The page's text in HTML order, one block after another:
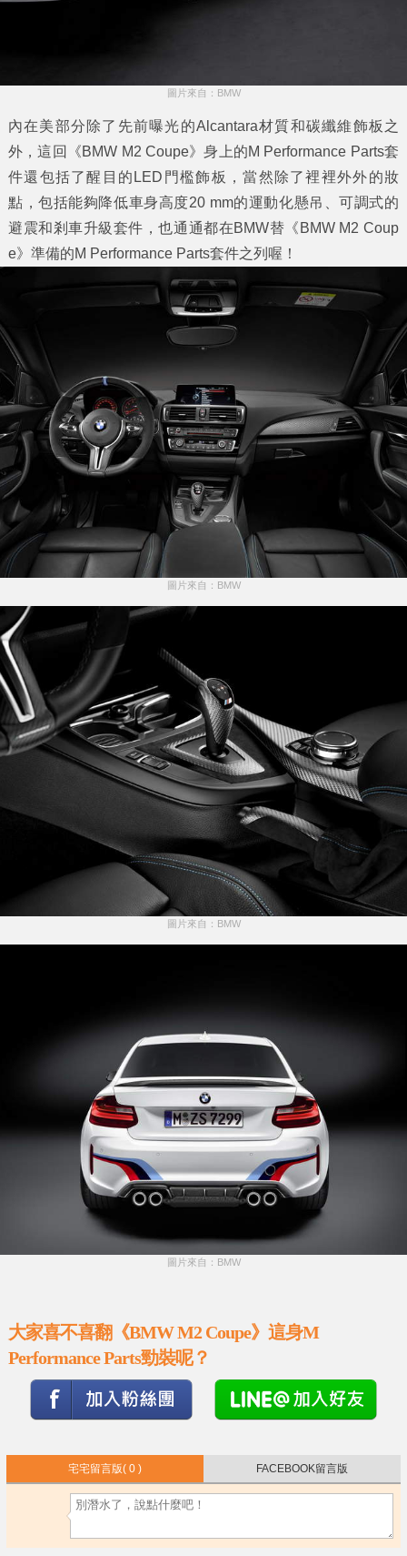
圖片來自：BMW
內在美部分除了先前曝光的Alcantara材質和碳纖維飾板之
外，這回《BMW M2 Coupe》身上的M Performance Parts套
件還包括了醒目的LED門檻飾板，當然除了裡裡外外的妝
點，包括能夠降低車身高度20 mm的運動化懸吊、可調式的
避震和剎車升級套件，也通通都在BMW替《BMW M2 Coup
e》準備的M Performance Parts套件之列喔！
圖片來自：BMW
圖片來自：BMW
圖片來自：BMW
大家喜不喜翻《BMW M2 Coupe》這身M
Performance Parts勁裝呢？
宅宅留言版( 0 ) FACEBOOK留言版